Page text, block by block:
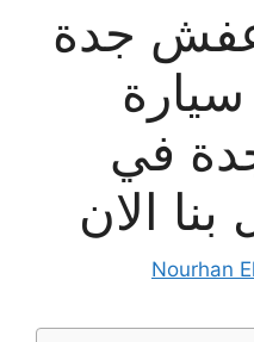
جدة
سيارة
في
الان
Nourhan